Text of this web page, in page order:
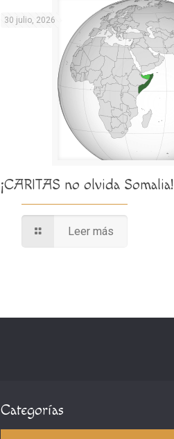
30 julio, 2026
¡CARITAS no olvida Somalia!
Leer más
Categorías